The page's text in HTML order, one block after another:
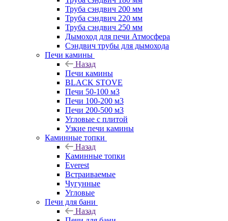
Труба сэндвич 200 мм
Труба сэндвич 220 мм
Труба сэндвич 250 мм
Дымоход для печи Атмосфера
Сэндвич трубы для дымохода
Печи камины
Назад
Печи камины
BLACK STOVE
Печи 50-100 м3
Печи 100-200 м3
Печи 200-500 м3
Угловые с плитой
Узкие печи камины
Каминные топки
Назад
Каминные топки
Everest
Встраиваемые
Чугунные
Угловые
Печи для бани
Назад